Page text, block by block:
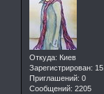
Откуда: Киев
Зарегистрирован:
Приглашений: 0
Сообщений: 2205